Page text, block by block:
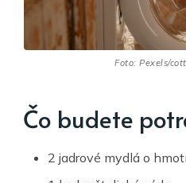
Foto: Pexels/
Čo budete
2 jadrové mydlá o